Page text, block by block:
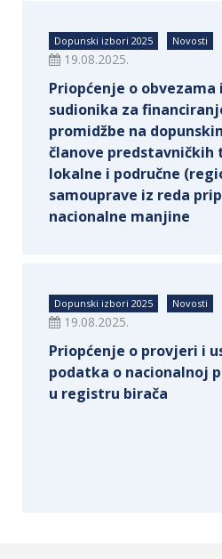
Dopunski izbori 2025 Novosti
19.08.2025.
Priopćenje o obvezama
sudionika za
promidžbe na
članove
lokalne i područne
samouprave iz reda
nacionalne manjine
Dopunski izbori 2025 Novosti
19.08.2025.
Priopćenje o provjeri i
podatka o nacionalnoj
u registru birača